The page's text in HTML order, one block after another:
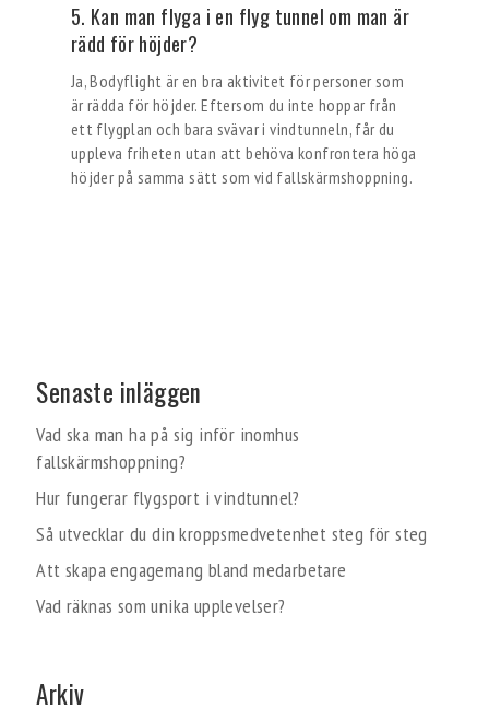
5. Kan man flyga i en flyg tunnel om man är
rädd för höjder?
Ja, Bodyflight är en bra aktivitet för personer som
är rädda för höjder. Eftersom du inte hoppar från
ett flygplan och bara svävar i vindtunneln, får du
uppleva friheten utan att behöva konfrontera höga
höjder på samma sätt som vid fallskärmshoppning.
Senaste inläggen
Vad ska man ha på sig inför inomhus
fallskärmshoppning?
Hur fungerar flygsport i vindtunnel?
Så utvecklar du din kroppsmedvetenhet steg för steg
Att skapa engagemang bland medarbetare
Vad räknas som unika upplevelser?
Arkiv